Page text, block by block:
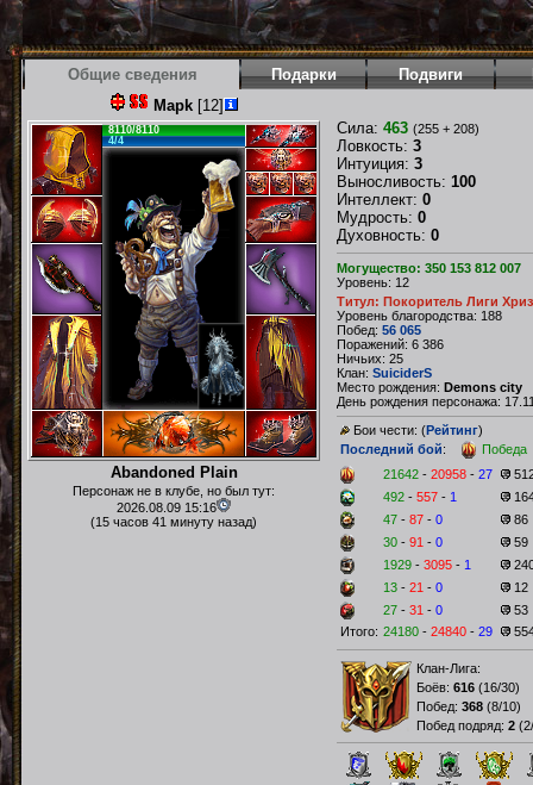
Общие сведения Подарки Подвиги
Mapk[12]
8110/8110
4/4
Abandoned Plain
Персонаж не в клубе, но был тут:
2026.08.09 15:16
(15 часов 41 минуту назад)
Сила: 463 (255 + 208)
Ловкость: 3
Интуиция: 3
Выносливость: 100
Интеллект: 0
Мудрость: 0
Духовность: 0
Могущество: 350 153 812 007
Уровень: 12
Титул: Покоритель Лиги
Уровень благородства: 188
Побед: 56 065
Поражений: 6 386
Ничьих: 25
Клан: SuiciderS
Место рождения: Demons city
День рождения персонажа:
Бои чести: (Рейтинг)
Последний бой:
Победа
21642 - 20958 - 27
492 - 557 - 1
47 - 87 - 0
86
30 - 91 - 0
59
1929 - 3095 - 1
13 - 21 - 0
12
27 - 31 - 0
53
Итого: 24180 - 24840 - 29
Клан-Лига:
Боёв: 616 (16/30)
Побед: 368 (8/10)
Побед подряд: 2 (